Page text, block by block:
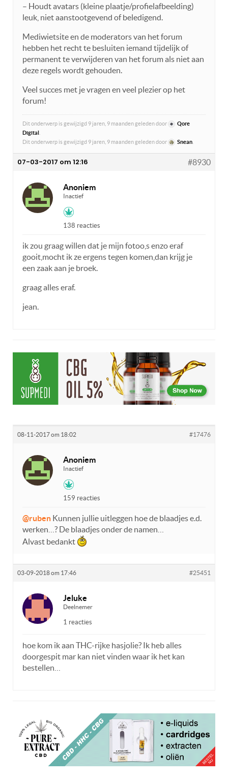
– Houdt avatars (kleine plaatje/profielafbeelding)
leuk, niet aanstootgevend of beledigend.
Mediwietsite en de moderators van het forum
hebben het recht te besluiten iemand tijdelijk of
permanent te verwijderen van het forum als niet aan
deze regels wordt gehouden.
Veel succes met je vragen en veel plezier op het
forum!
Dit onderwerp is gewijzigd 9 jaren, 9 maanden geleden door
Qore
Digital
Dit onderwerp is gewijzigd 9 jaren, 9 maanden geleden door
Snean
07-03-2017 om 12:16 #8930
Anoniem
Inactief
138 reacties
ik zou graag willen dat je mijn fotoo,s enzo eraf
gooit,mocht ik ze ergens tegen komen,dan krijg je
een zaak aan je broek.
graag alles eraf.
jean.
08-11-2017 om 18:02 #17476
Anoniem
Inactief
159 reacties
@ruben Kunnen jullie uitleggen hoe de blaadjes e.d.
werken…? De blaadjes onder de namen…
Alvast bedankt
03-09-2018 om 17:46 #25451
Jeluke
Deelnemer
1 reacties
hoe kom ik aan THC-rijke hasjolie? Ik heb alles
doorgespit mar kan niet vinden waar ik het kan
bestellen…